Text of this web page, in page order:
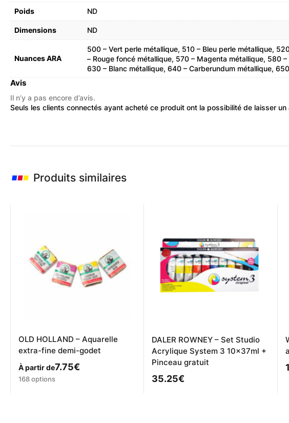
Poids ND
Dimensions ND
Nuances ARA
500 – Vert perle métallique, 510 – Bleu perle métallique,
– Rouge foncé métallique, 570 – Magenta métallique, 580
630 – Blanc métallique, 640 – Carberundum métallique,
Avis
Il n’y a pas encore d’avis.
Seuls les clients connectés ayant acheté ce produit ont la possibilité de laisser un
Produits similaires
OLD HOLLAND – Aquarelle
extra-fine demi-godet
À partir de7.75€
Ce
168 options
DALER ROWNEY – Set Studio
Acrylique System 3 10x37ml +
Pinceau gratuit
35.25€